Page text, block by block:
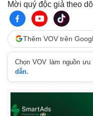
Bất động sản
Khởi nghiệp
Mời quý độc giả theo
Thêm VOV trên
Chọn VOV làm nguồn
dẫn.